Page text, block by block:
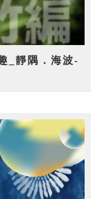
_靜隅．海波-